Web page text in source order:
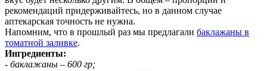
рекомендаций придерживайтесь, но в данном случае
аптекарская точность не нужна.
Напомним, что в прошлый раз мы предлагали баклажаны в
томатной заливке.
Ингредиенты:
- баклажаны – 600 гр;